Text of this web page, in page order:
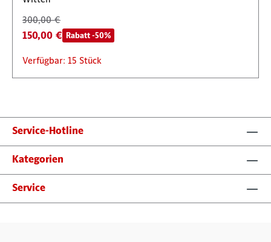
300,00 €
150,00 € Rabatt -50%
Verfügbar: 15 Stück
Service-Hotline
Kategorien
Service